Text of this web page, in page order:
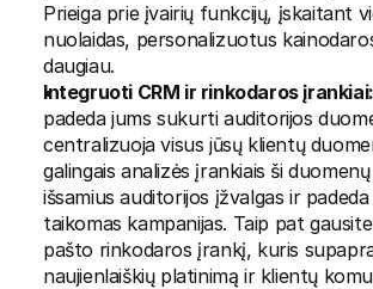
Prieiga prie įvairių funkcijų, įskaitant
nuolaidas, personalizuotus
daugiau.
Integruoti CRM ir rinkodaros įrankiai:
padeda jums sukurti auditorijos
centralizuoja visus jūsų klientų
galingais analizės įrankiais ši
išsamius auditorijos įžvalgas ir
taikomas kampanijas. Taip pat
pašto rinkodaros įrankį, kuris
naujienlaiškių platinimą ir klientų